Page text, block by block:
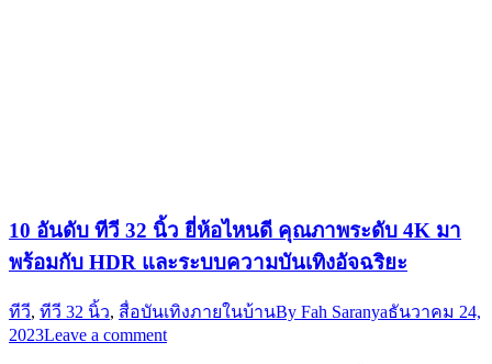
10 อันดับ ทีวี 32 นิ้ว ยี่ห้อไหนดี คุณภาพระดับ 4K มา
พร้อมกับ HDR และระบบความบันเทิงอัจฉริยะ
ทีวี, ทีวี 32 นิ้ว, สื่อบันเทิงภายในบ้านBy Fah Saranyaธันวาคม 24,
2023Leave a comment